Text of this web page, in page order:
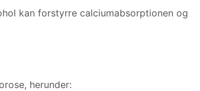
kan forstyrre calciumabsorptionen og
herunder: